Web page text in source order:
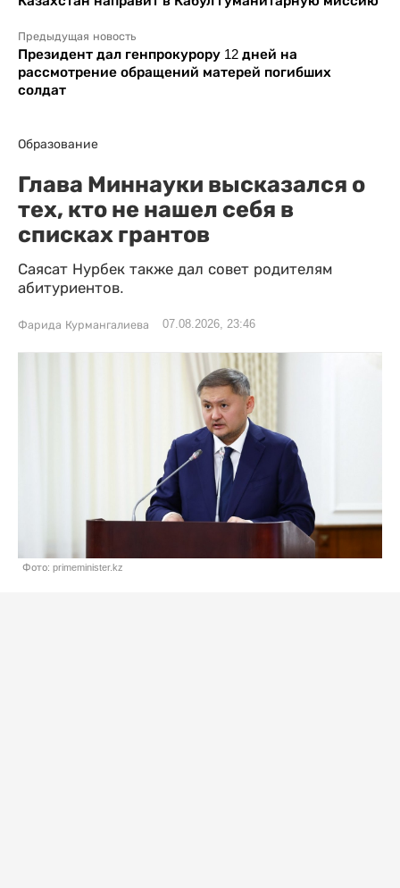
Предыдущая новость
Президент дал генпрокурору 12 дней на
рассмотрение обращений матерей погибших
солдат
Образование
Глава Миннауки высказался о
тех, кто не нашел себя в
списках грантов
Саясат Нурбек также дал совет родителям
абитуриентов.
Фарида Курмангалиева 07.08.2026, 23:46
Фото: primeminister.kz